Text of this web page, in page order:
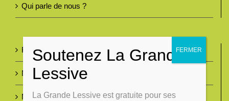
Qui parle de nous ?
Foire aux questions
Nous contacter
Mentions légales
La Grande Lessive est gratuite pour ses